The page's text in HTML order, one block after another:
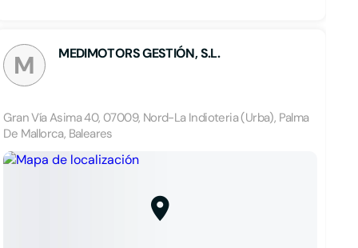
M MEDIMOTORS GESTIÓN, S.L.
Gran Vía Asima 40, 07009, Nord-La Indioteria (Urba), Palma
De Mallorca, Baleares